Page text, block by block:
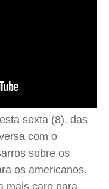
sexta (8), das
com o
sobre os
os americanos.
mais caro para